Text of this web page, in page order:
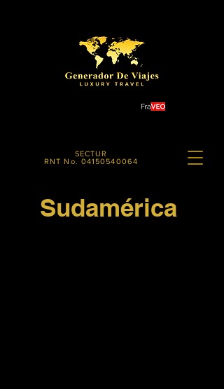
SECTUR
RNT No. 04150540064
Sudamérica